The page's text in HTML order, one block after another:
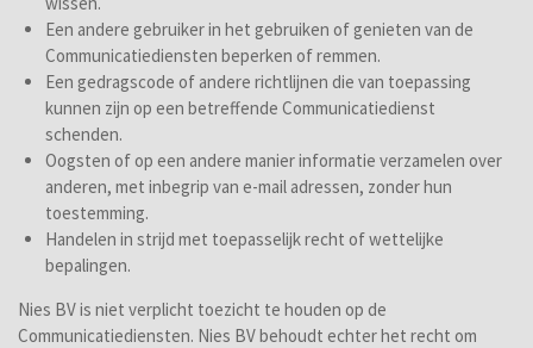
Een andere gebruiker in het gebruiken of genieten van de
Communicatiediensten beperken of remmen.
Een gedragscode of andere richtlijnen die van toepassing
kunnen zijn op een betreffende Communicatiedienst
schenden.
Oogsten of op een andere manier informatie verzamelen over
anderen, met inbegrip van e-mail adressen, zonder hun
toestemming.
Handelen in strijd met toepasselijk recht of wettelijke
bepalingen.
Nies BV is niet verplicht toezicht te houden op de
Communicatiediensten. Nies BV behoudt echter het recht om